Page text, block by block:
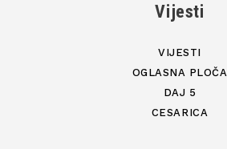
Vijesti
VIJESTI
OGLASNA PLOČA
DAJ 5
CESARICA